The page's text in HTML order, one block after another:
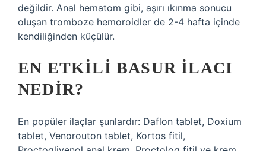
değildir. Anal hematom gibi, aşırı ıkınma sonucu
oluşan tromboze hemoroidler de 2-4 hafta içinde
kendiliğinden küçülür.
EN ETKILI BASUR ILACI
NEDIR?
En popüler ilaçlar şunlardır: Daflon tablet, Doxium
tablet, Venorouton tablet, Kortos fitil,